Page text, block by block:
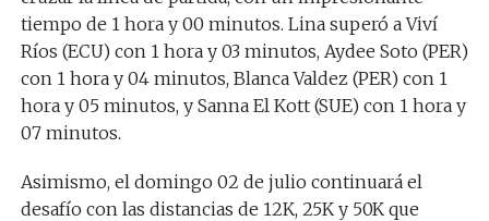
tiempo de 1 hora y 00 minutos. Lina superó a Viví
Ríos (ECU) con 1 hora y 03 minutos, Aydee Soto (PER)
con 1 hora y 04 minutos, Blanca Valdez (PER) con 1
hora y 05 minutos, y Sanna El Kott (SUE) con 1 hora y
07 minutos.
Asimismo, el domingo 02 de julio continuará el
desafío con las distancias de 12K, 25K y 50K que